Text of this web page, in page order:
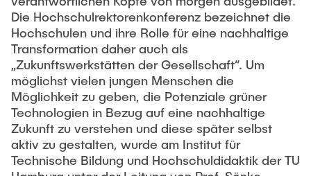
Lehre und Lernen
Best Practices Lehre
Hochschuldidaktik - ZLL
LearnING Center
Lehre im europäischen Verbund (ECIU)
WorkINGLab / Makerspace
Interdisziplinärer Workshop des FSP
„Biobasierte Prozesse und
Reaktortechnologien“
Forschung und Institute
Studienbereich FIT
Institute im Überblick
Die Hochschulrektorenkonferenz bezeichnet die
Hochschulen und ihre Rolle für eine nachhaltige
Transformation daher auch als
„Zukunftswerkstätten der Gesellschaft“. Um
möglichst vielen jungen Menschen die
Möglichkeit zu geben, die Potenziale grüner
Technologien in Bezug auf eine nachhaltige
Zukunft zu verstehen und diese später selbst
aktiv zu gestalten, wurde am Institut für
Technische Bildung und Hochschuldidaktik der TU